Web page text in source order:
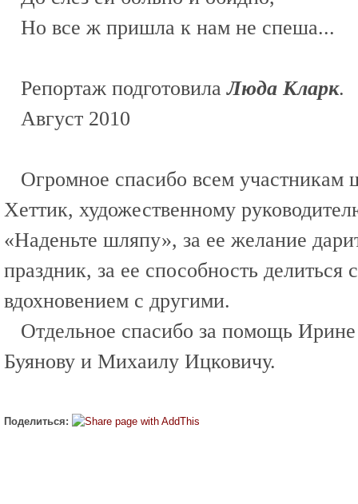
Но все ж пришла к нам не спеша...
Репортаж подготовилаЛюда Кларк.
Август 2010
Огромное спасибо всем
Хеттик, художественному
«Наденьте шляпу», за ее желание
праздник, за ее способность делиться
вдохновением с другими.
Отдельное спасибо за помощь
Буянову и Михаилу Ицковичу.
Поделиться: